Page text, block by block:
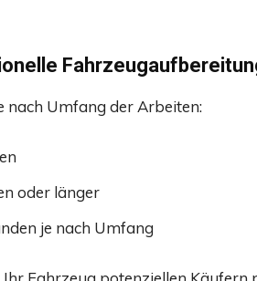
nach Umfang der Arbeiten:
oder länger
je nach Umfang